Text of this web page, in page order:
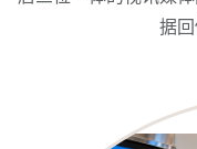
据回